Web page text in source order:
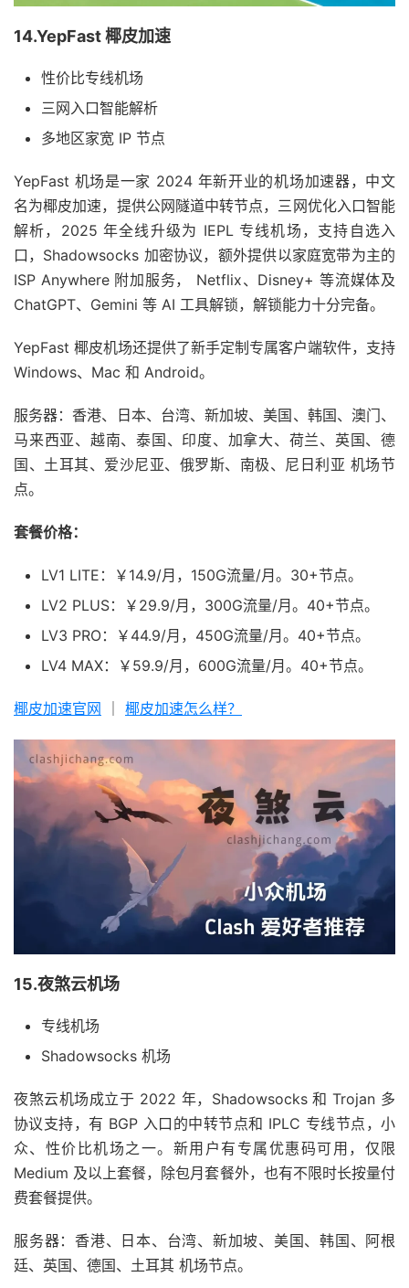
14.YepFast 椰皮加速
性价比专线机场
三网入口智能解析
多地区家宽 IP 节点
YepFast 机场是一家 2024 年新开业的机场加速器，中文
名为椰皮加速，提供公网隧道中转节点，三网优化入口智能
解析，2025 年全线升级为 IEPL 专线机场，支持自选入
口，Shadowsocks 加密协议，额外提供以家庭宽带为主的
ISP Anywhere 附加服务， Netflix、Disney+ 等流媒体及
ChatGPT、Gemini 等 AI 工具解锁，解锁能力十分完备。
YepFast 椰皮机场还提供了新手定制专属客户端软件，支持
Windows、Mac 和 Android。
服务器：香港、日本、台湾、新加坡、美国、韩国、澳门、
马来西亚、越南、泰国、印度、加拿大、荷兰、英国、德
国、土耳其、爱沙尼亚、俄罗斯、南极、尼日利亚 机场节
点。
套餐价格：
LV1 LITE：￥14.9/月，150G流量/月。30+节点。
LV2 PLUS：￥29.9/月，300G流量/月。40+节点。
LV3 PRO：￥44.9/月，450G流量/月。40+节点。
LV4 MAX：￥59.9/月，600G流量/月。40+节点。
椰皮加速官网 椰皮加速怎么样？
15.夜煞云机场
专线机场
Shadowsocks 机场
夜煞云机场成立于 2022 年，Shadowsocks 和 Trojan 多
协议支持，有 BGP 入口的中转节点和 IPLC 专线节点，小
众、性价比机场之一。新用户有专属优惠码可用，仅限
Medium 及以上套餐，除包月套餐外，也有不限时长按量付
费套餐提供。
服务器：香港、日本、台湾、新加坡、美国、韩国、阿根
廷、英国、德国、土耳其 机场节点。